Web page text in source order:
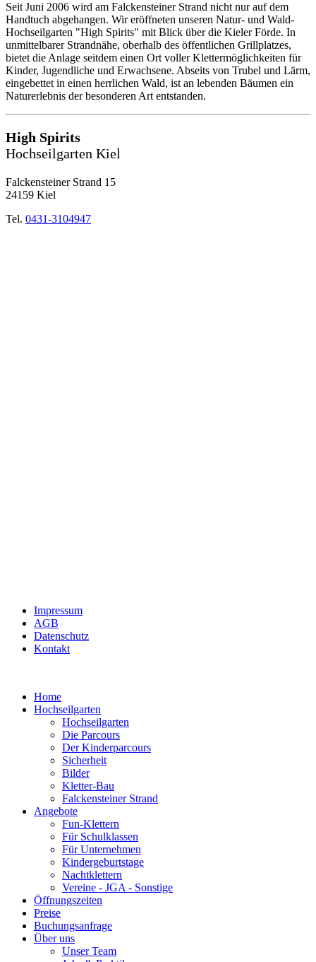
Seit Juni 2006 wird am Falckensteiner Strand nicht nur auf dem
Handtuch abgehangen. Wir eröffneten unseren Natur- und Wald-
Hochseilgarten "High Spirits" mit Blick über die Kieler Förde. In
unmittelbarer Strandnähe, oberhalb des öffentlichen Grillplatzes,
bietet die Anlage seitdem einen Ort voller Klettermöglichkeiten für
Kinder, Jugendliche und Erwachsene. Abseits von Trubel und Lärm,
eingebettet in einen herrlichen Wald, ist an lebenden Bäumen ein
Naturerlebnis der besonderen Art entstanden.
High Spirits
Hochseilgarten Kiel
Falckensteiner Strand 15
24159 Kiel
Tel. 0431-3104947
Impressum
AGB
Datenschutz
Kontakt
Home
Hochseilgarten
Hochseilgarten
Die Parcours
Der Kinderparcours
Sicherheit
Bilder
Kletter-Bau
Falckensteiner Strand
Angebote
Fun-Klettern
Für Schulklassen
Für Unternehmen
Kindergeburtstage
Nachtklettern
Vereine - JGA - Sonstige
Öffnungszeiten
Preise
Buchungsanfrage
Über uns
Unser Team